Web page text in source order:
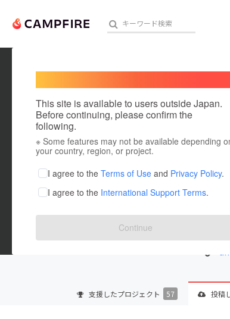
人気のプロジェクト
アート・写真
テクノロジー・ガジェット
映像・映画
ビジネス・起業
まちづくり・地域活性化
This site is available to users outside Japan.
Before continuing, please confirm the
following.
※ Some features may not be available depending
your country, region, or project.
I agree to the Terms of Use and Privacy Policy.
I agree to the International Support Terms.
Continue
こ
出身国
しん
る 🎯
支援したプロジェクト 57 投稿